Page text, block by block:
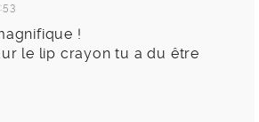
!
le lip crayon tu a du être